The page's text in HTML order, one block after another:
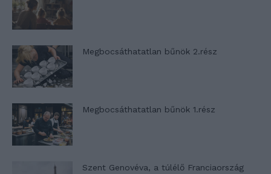
Megbocsáthatatlan bűnök 2.rész
Megbocsáthatatlan bűnök 1.rész
Szent Genovéva, a túlélő Franciaország